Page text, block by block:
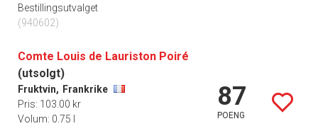
Bestillingsutvalget
(940602)
Comte Louis de Lauriston Poiré
(utsolgt)
Fruktvin, Frankrike
Pris: 103.00 kr
Volum: 0.75 l
87
POENG